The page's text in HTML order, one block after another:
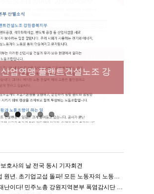
었던 죽음, HL만도가 책임져
사망사고의 철저한 진상규명
마련하라
업연맹 플랜트건설노조 강
천] 폭염감시단 사업 이모저
] 서비스연맹 전국학교비정
원지부 김유미 춘천지회장
역 노동자 합창단 모임
호사의 날 전국 동시 기자회견
교섭 돌파! 모든 노동자의 노동기본권 쟁취! 민주노총 7.15 총파업대회
다! 민주노총 강원지역본부 폭염감시단 선포 기자회견